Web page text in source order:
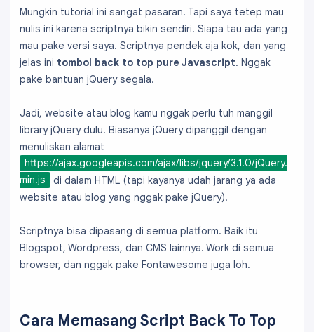
Mungkin tutorial ini sangat pasaran. Tapi saya tetep mau
nulis ini karena scriptnya bikin sendiri. Siapa tau ada yang
mau pake versi saya. Scriptnya pendek aja kok, dan yang
jelas ini tombol back to top pure Javascript. Nggak
pake bantuan jQuery segala.
Jadi, website atau blog kamu nggak perlu tuh manggil
library jQuery dulu. Biasanya jQuery dipanggil dengan
menuliskan alamat
https://ajax.googleapis.com/ajax/libs/jquery/3.1.0/jQuery.
min.js
di dalam HTML (tapi kayanya udah jarang ya ada
website atau blog yang nggak pake jQuery).
Scriptnya bisa dipasang di semua platform. Baik itu
Blogspot, Wordpress, dan CMS lainnya. Work di semua
browser, dan nggak pake Fontawesome juga loh.
Cara Memasang Script Back To Top